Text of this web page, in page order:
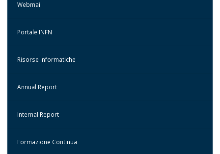
Webmail
Portale INFN
Risorse informatiche
Annual Report
Internal Report
Formazione Continua